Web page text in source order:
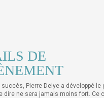
DE
Pierre Delye a développé le
dire ne sera jamais moins fort. Ce